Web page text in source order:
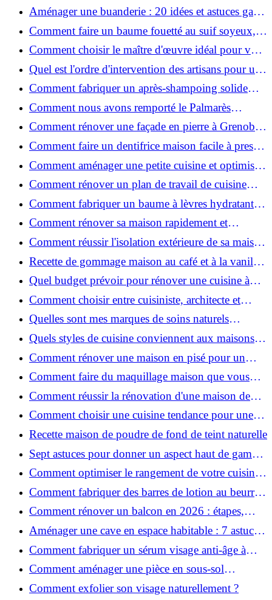
2026 ?
Aménager une buanderie : 20 idées et astuces gain
de place pour un espace fonctionnel et stylé
Comment faire un baume fouetté au suif soyeux,
fait maison ?
Comment choisir le maître d'œuvre idéal pour vos
travaux de rénovation ?
Quel est l'ordre d'intervention des artisans pour une
rénovation ?
Comment fabriquer un après-shampoing solide
naturel pour cheveux ?
Comment nous avons remporté le Palmarès
(Ré)HABITER 2025 : les coulisses du projet primé
?
Comment rénover une façade en pierre à Grenoble
: techniques, coûts et conseils
Comment faire un dentifrice maison facile à presser
?
Comment aménager une petite cuisine et optimiser
chaque centimètre carré ?
Comment rénover un plan de travail de cuisine
facilement : guide étape par étape
Comment fabriquer un baume à lèvres hydratant et
naturel au suif ?
Comment rénover sa maison rapidement et
efficacement ?
Comment réussir l'isolation extérieure de sa maison
pour une rénovation performante et durable ?
Recette de gommage maison au café et à la vanille
pour une peau douce
Quel budget prévoir pour rénover une cuisine à
Voiron en 2026 : coûts et aides locales ?
Comment choisir entre cuisiniste, architecte et
contractant général à Voiron ?
Quelles sont mes marques de soins naturels
préférées ?
Quels styles de cuisine conviennent aux maisons et
appartements du Voironnais ?
Comment rénover une maison en pisé pour un
habitat sain et performant ?
Comment faire du maquillage maison que vous
utiliserez vraiment ?
Comment réussir la rénovation d'une maison de
ville en 2026 ?
Comment choisir une cuisine tendance pour une
rénovation en 2026 ?
Recette maison de poudre de fond de teint naturelle
Sept astuces pour donner un aspect haut de gamme
à votre cuisine
Comment optimiser le rangement de votre cuisine
et gagner de la place ?
Comment fabriquer des barres de lotion au beurre
de karité ?
Comment rénover un balcon en 2026 : étapes,
budget et matériaux ?
Aménager une cave en espace habitable : 7 astuces
essentielles
Comment fabriquer un sérum visage anti-âge à
l'huile de rose musquée ?
Comment aménager une pièce en sous-sol
efficacement ?
Comment exfolier son visage naturellement ?